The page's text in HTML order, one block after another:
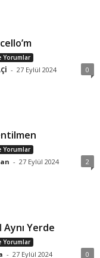
Yorumlar
- 27 Eylül 2024 0
Yorumlar
- 27 Eylül 2024 2
Aynı Yerde
Yorumlar
- 27 Eylül 2024 0